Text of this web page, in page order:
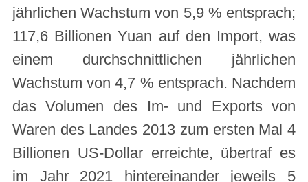
jährlichen Wachstum von 5,9 % entsprach;
117,6 Billionen Yuan auf den Import, was
einem durchschnittlichen jährlichen
Wachstum von 4,7 % entsprach. Nachdem
das Volumen des Im- und Exports von
Waren des Landes 2013 zum ersten Mal 4
Billionen US-Dollar erreichte, übertraf es
im Jahr 2021 hintereinander jeweils 5